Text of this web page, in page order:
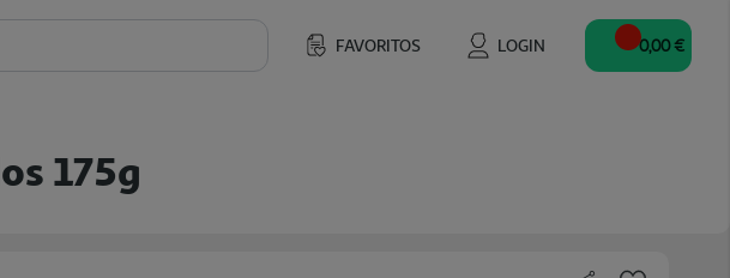
FAVORITOS LOGIN 0,00 €
175g